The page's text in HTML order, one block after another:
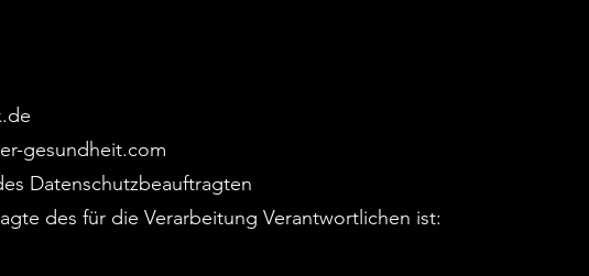
gesundheit.com
Datenschutzbeauftragten
des für die Verarbeitung Verantwortlichen ist: